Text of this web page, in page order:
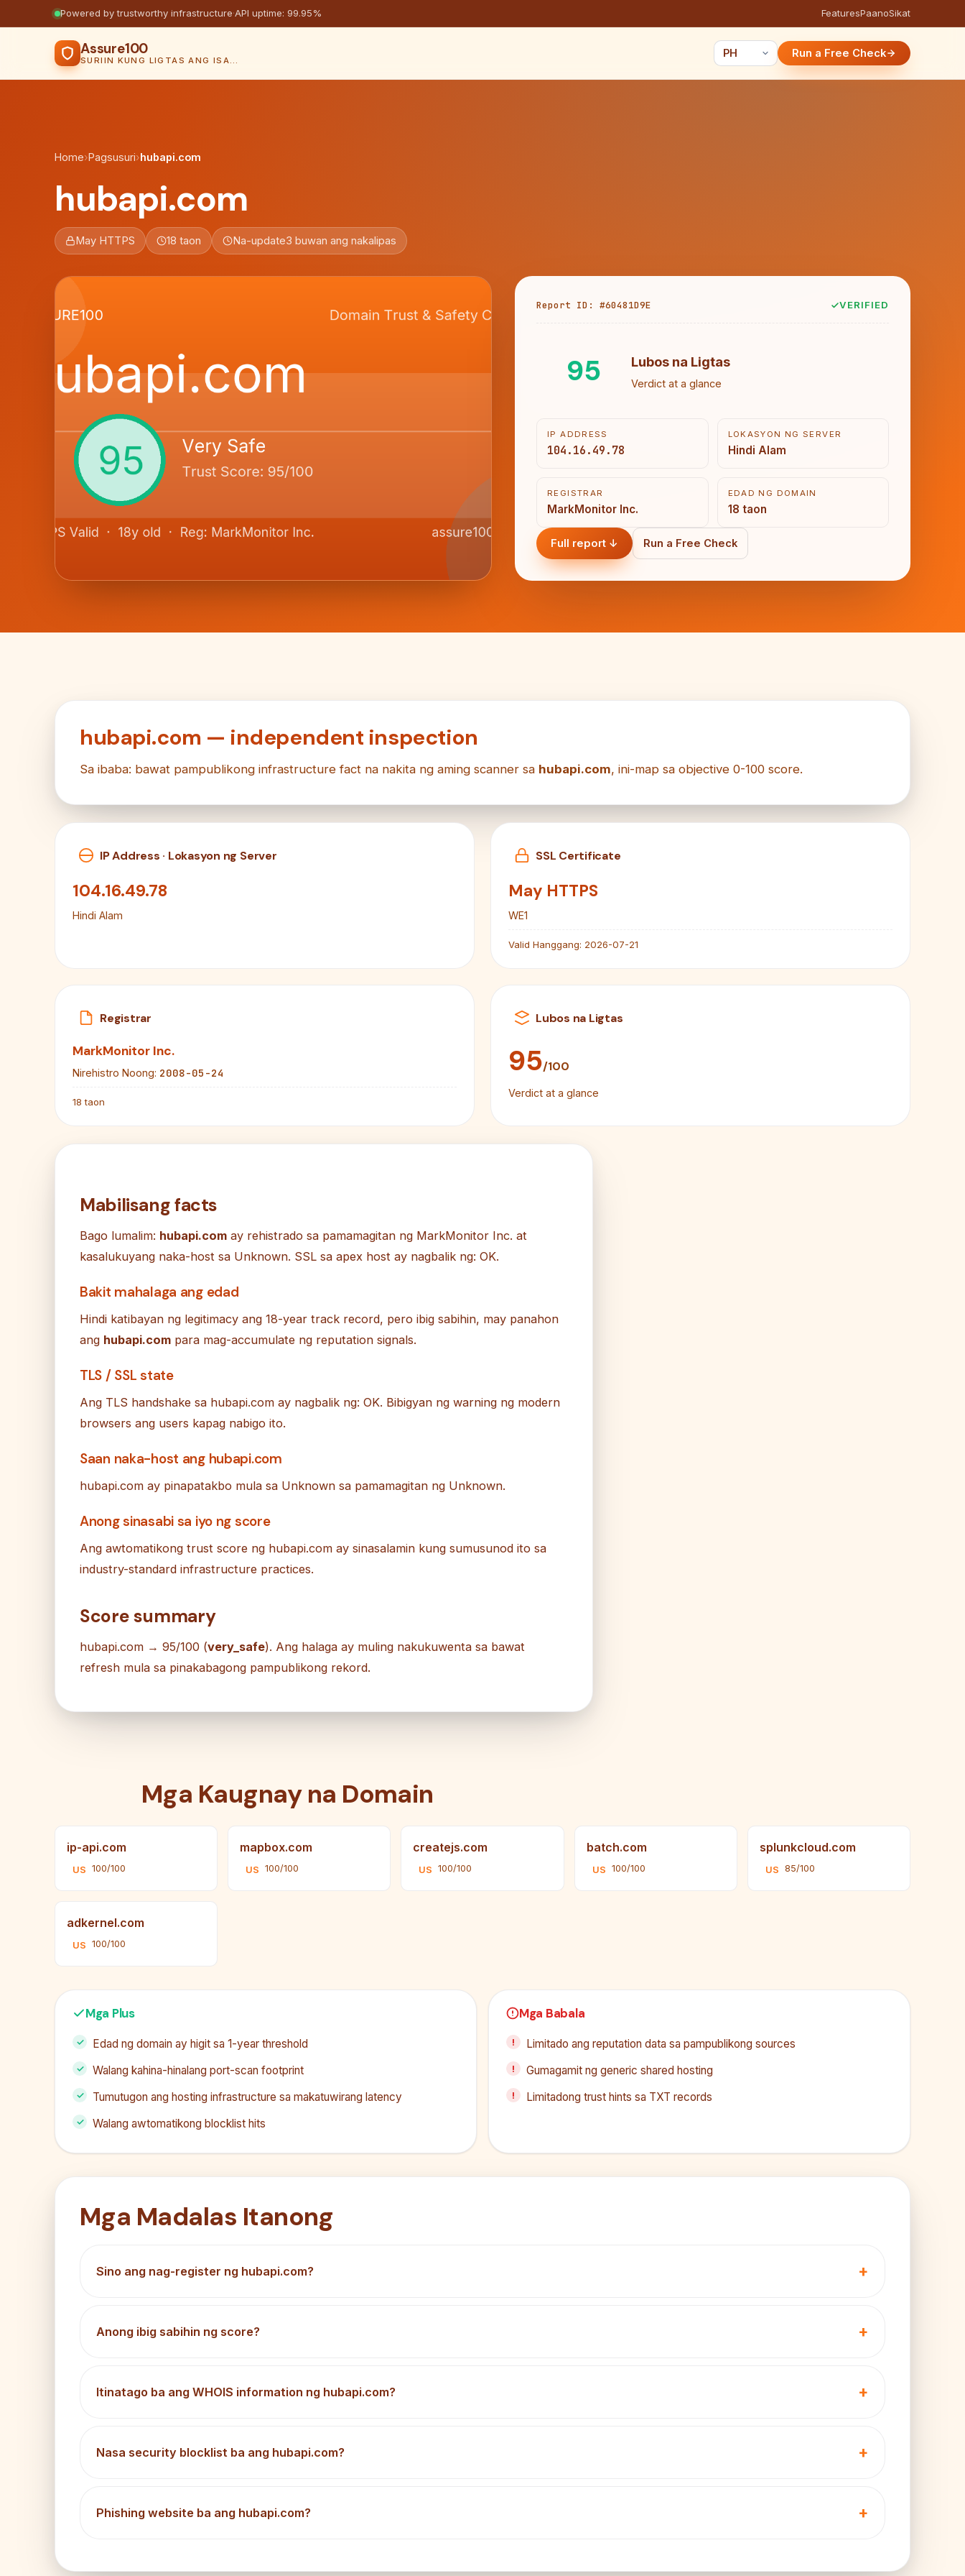
Powered by trustworthy infrastructure·API uptime: 99.95% FeaturesPaanoSikat
Assure100
SURIIN KUNG LIGTAS ANG ISANG WEBSITE
Run a Free Check
Home›Pagsusuri›hubapi.com
hubapi.com
May HTTPS 18 taon Na-update3 buwan ang nakalipas
Report ID: #60481D9E VERIFIED
95 Lubos na Ligtas
Verdict at a glance
IP ADDRESS
104.16.49.78
LOKASYON NG SERVER
Hindi Alam
REGISTRAR
MarkMonitor Inc.
EDAD NG DOMAIN
18 taon
Full report ↓ Run a Free Check
hubapi.com — independent inspection
Sa ibaba: bawat pampublikong infrastructure fact na nakita ng aming scanner sa hubapi.com, ini-map sa objective 0-100 score.
IP Address · Lokasyon ng Server
104.16.49.78
Hindi Alam
SSL Certificate
May HTTPS
WE1
Valid Hanggang: 2026-07-21
Registrar
MarkMonitor Inc.
Nirehistro Noong: 2008-05-24
18 taon
Lubos na Ligtas
95/100
Verdict at a glance
Mabilisang facts
Bago lumalim: hubapi.com ay rehistrado sa pamamagitan ng MarkMonitor Inc. at
kasalukuyang naka-host sa Unknown. SSL sa apex host ay nagbalik ng: OK.
Bakit mahalaga ang edad
Hindi katibayan ng legitimacy ang 18-year track record, pero ibig sabihin, may panahon
ang hubapi.com para mag-accumulate ng reputation signals.
TLS / SSL state
Ang TLS handshake sa hubapi.com ay nagbalik ng: OK. Bibigyan ng warning ng modern
browsers ang users kapag nabigo ito.
Saan naka-host ang hubapi.com
hubapi.com ay pinapatakbo mula sa Unknown sa pamamagitan ng Unknown.
Anong sinasabi sa iyo ng score
Ang awtomatikong trust score ng hubapi.com ay sinasalamin kung sumusunod ito sa
industry-standard infrastructure practices.
Score summary
hubapi.com → 95/100 (very_safe). Ang halaga ay muling nakukuwenta sa bawat
refresh mula sa pinakabagong pampublikong rekord.
Mga Kaugnay na Domain
ip-api.com
US 100/100
mapbox.com
US 100/100
createjs.com
US 100/100
batch.com
US 100/100
splunkcloud.com
US 85/100
adkernel.com
US 100/100
Mga Plus
Edad ng domain ay higit sa 1-year threshold
Walang kahina-hinalang port-scan footprint
Tumutugon ang hosting infrastructure sa makatuwirang latency
Walang awtomatikong blocklist hits
Mga Babala
Limitado ang reputation data sa pampublikong sources
Gumagamit ng generic shared hosting
Limitadong trust hints sa TXT records
Mga Madalas Itanong
Sino ang nag-register ng hubapi.com?
Anong ibig sabihin ng score?
Itinatago ba ang WHOIS information ng hubapi.com?
Nasa security blocklist ba ang hubapi.com?
Phishing website ba ang hubapi.com?